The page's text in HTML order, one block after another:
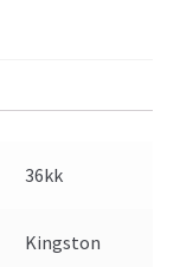
36kk
Kingston